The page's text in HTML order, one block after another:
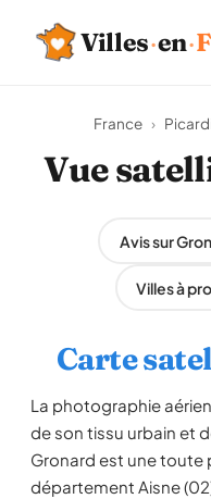
Villes·en·
France ›
Vue
Avis sur
Villes à
Carte
La photographie
de son tissu urbain et
Gronard est une toute
département Aisne